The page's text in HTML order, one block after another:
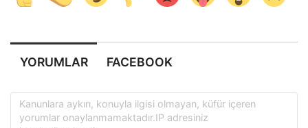
YORUMLAR FACEBOOK